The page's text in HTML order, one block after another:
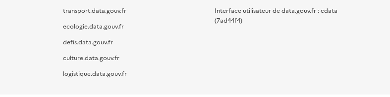
transport.data.gouv.fr
ecologie.data.gouv.fr
defis.data.gouv.fr
culture.data.gouv.fr
logistique.data.gouv.fr
Interface utilisateur de data.gouv.fr : cdata
(7ad44f4)